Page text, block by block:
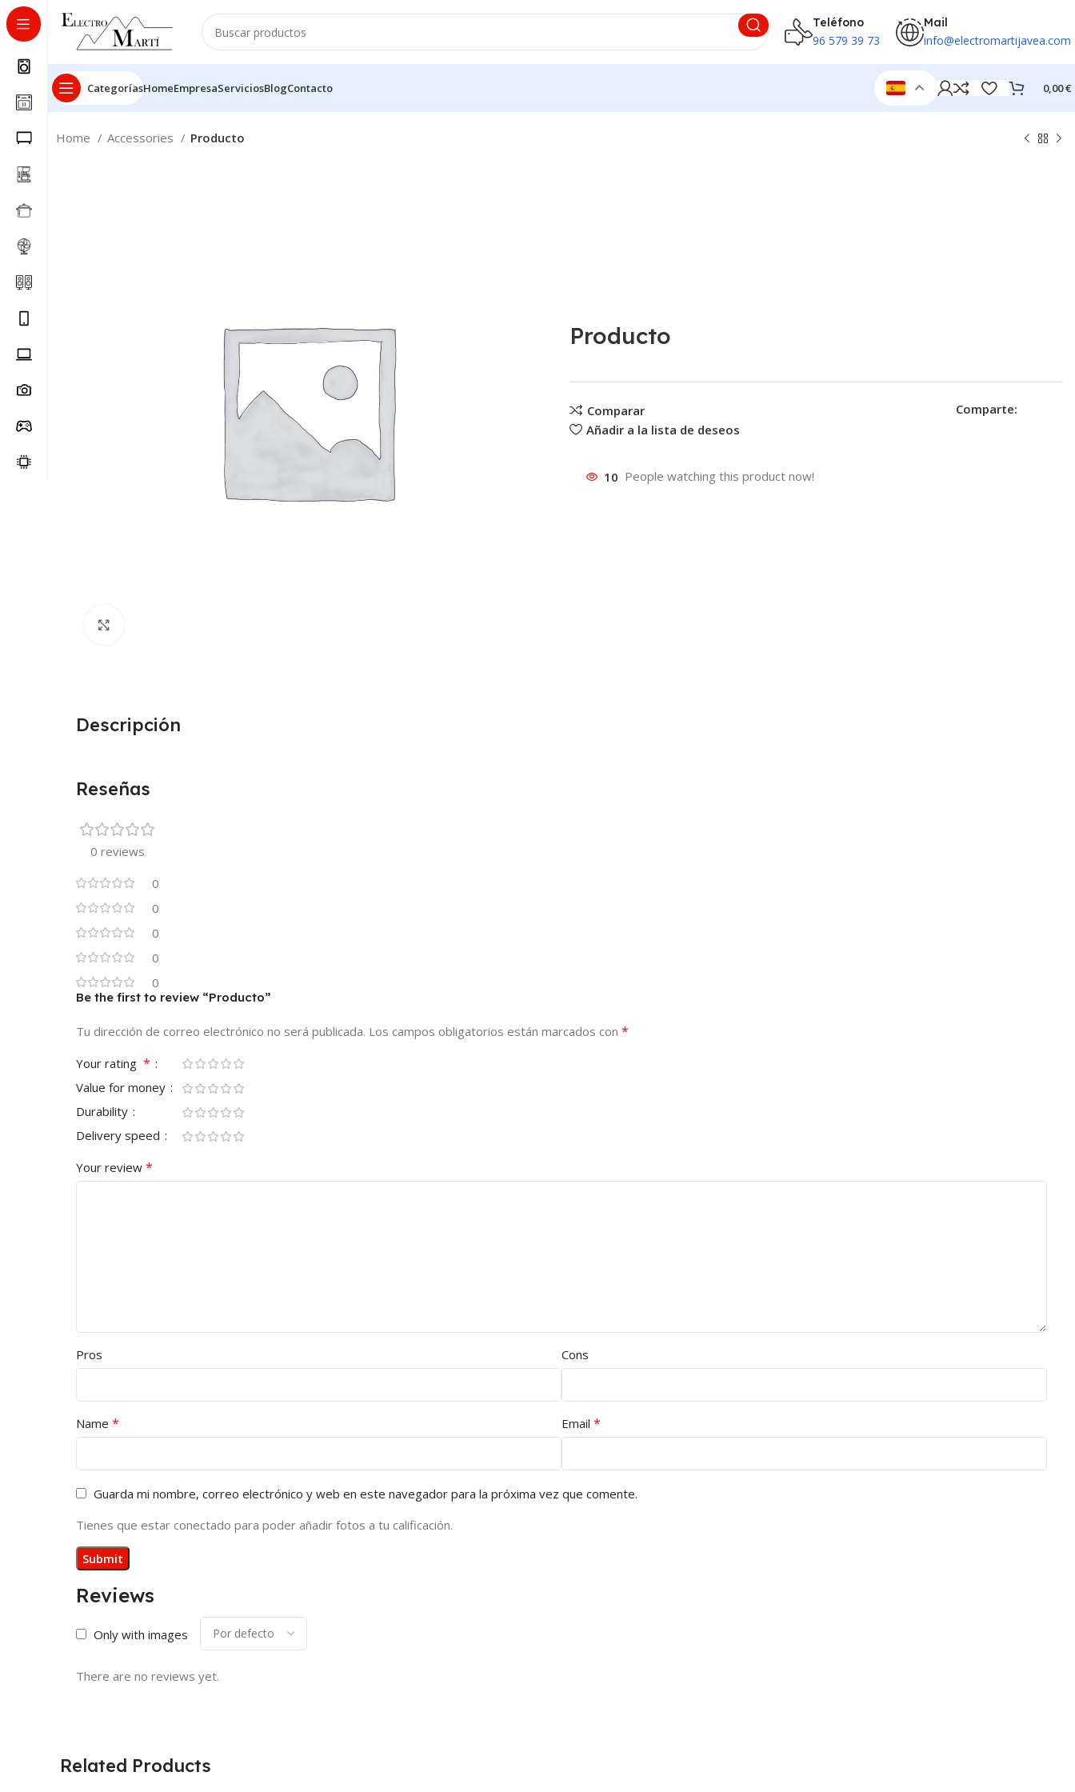
Teléfono
96 579 39 73
Mail
info@electromartijavea.com
CategoríasHomeEmpresaServiciosBlogContacto 0,00€
Home Accessories Producto
Producto
Comparar
Añadir a la lista de deseos
Comparte:
10 People watching this product now!
Descripción
Reseñas
0 reviews
0
0
0
0
0
Reviews
Only with images
There are no reviews yet.
Be the first to review “Producto”
Tu dirección de correo electrónico no será publicada. Los campos obligatorios están marcados con *
Your rating *
Value for money
Durability
Delivery speed
Your review *
Pros Cons
Name * Email *
Guarda mi nombre, correo electrónico y web en este navegador para la próxima vez que comente.
Tienes que estar conectado para poder añadir fotos a tu calificación.
Related Products